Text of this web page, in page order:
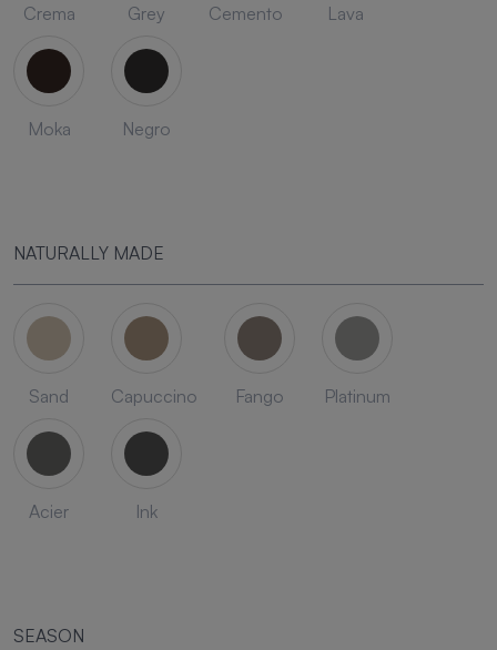
Crema Grey Cemento Lava
Moka Negro
NATURALLY MADE
Sand Capuccino Fango Platinum
Acier Ink
SEASON